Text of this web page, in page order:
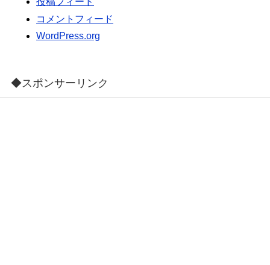
コメントフィード
WordPress.org
◆スポンサーリンク